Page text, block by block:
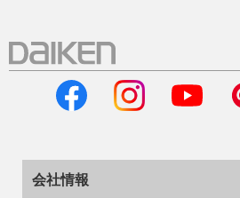
会社情報